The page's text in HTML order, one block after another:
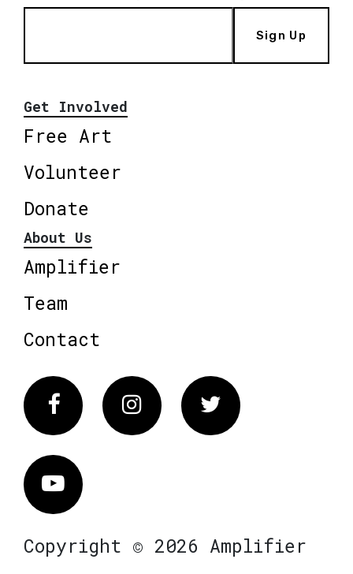
Sign Up
Get Involved
Free Art
Volunteer
Donate
About Us
Amplifier
Team
Contact
FacebookInstagram Twitter
Vimeo
Copyright © 2026 Amplifier